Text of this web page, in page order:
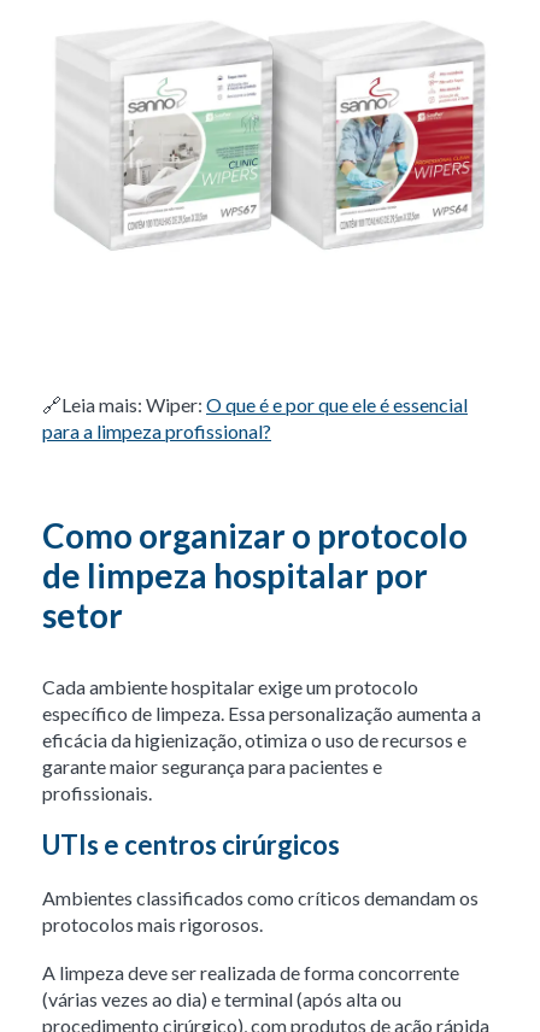
🔗Leia mais: Wiper: O que é e por que ele é essencial
para a limpeza profissional?
Como organizar o protocolo
de limpeza hospitalar por
setor
Cada ambiente hospitalar exige um protocolo
específico de limpeza. Essa personalização aumenta a
eficácia da higienização, otimiza o uso de recursos e
garante maior segurança para pacientes e
profissionais.
UTIs e centros cirúrgicos
Ambientes classificados como críticos demandam os
protocolos mais rigorosos.
A limpeza deve ser realizada de forma concorrente
(várias vezes ao dia) e terminal (após alta ou
procedimento cirúrgico), com produtos de ação rápida